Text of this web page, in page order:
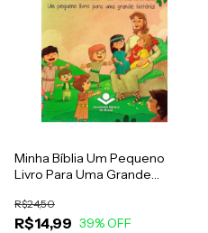
Minha Bíblia Um Pequeno
Livro Para Uma Grande
R$14,99
R$24,50
39% OFF